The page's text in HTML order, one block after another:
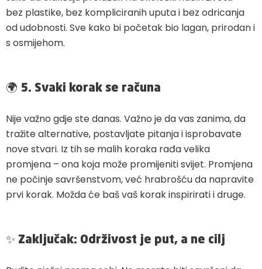
bez plastike, bez kompliciranih uputa i bez odricanja
od udobnosti. Sve kako bi početak bio lagan, prirodan i
s osmijehom.
🌍 5. Svaki korak se računa
Nije važno gdje ste danas. Važno je da vas zanima, da
tražite alternative, postavljate pitanja i isprobavate
nove stvari. Iz tih se malih koraka rađa velika
promjena – ona koja može promijeniti svijet. Promjena
ne počinje savršenstvom, već hrabrošću da napravite
prvi korak. Možda će baš vaš korak inspirirati i druge.
✨ Zaključak: Održivost je put, a ne cilj